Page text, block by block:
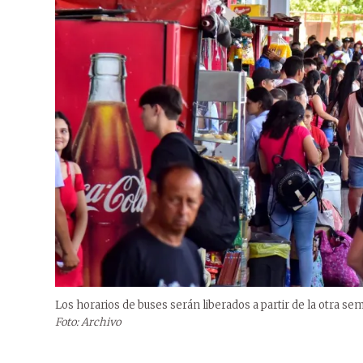
Los horarios de buses serán liberados a partir de la otra
Foto: Archivo